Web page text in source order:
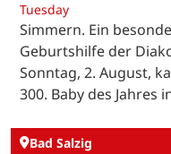
Tuesday
Simmern. Ein
Geburtshilfe der
Sonntag, 2. August,
300. Baby des Jahres
Bad Salzig